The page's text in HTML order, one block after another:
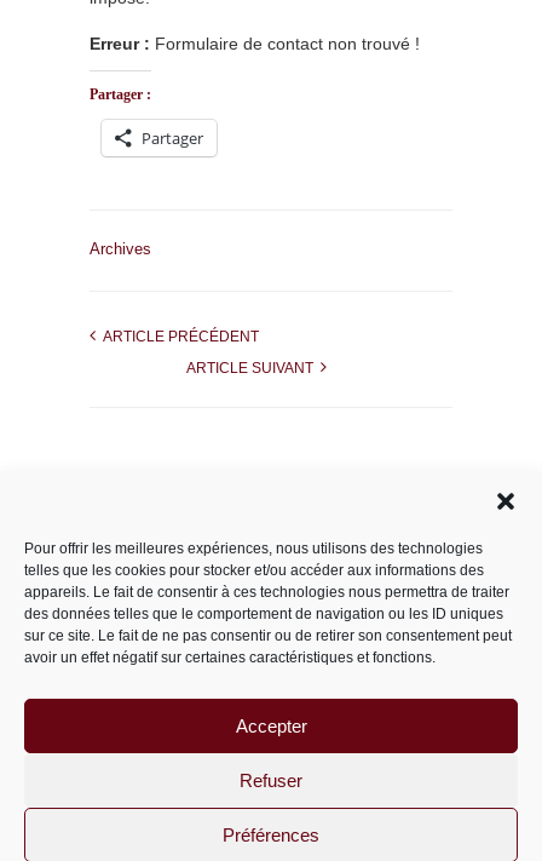
Pour offrir les meilleures expériences, nous utilisons des technologies
telles que les cookies pour stocker et/ou accéder aux informations des
appareils. Le fait de consentir à ces technologies nous permettra de traiter
des données telles que le comportement de navigation ou les ID uniques
sur ce site. Le fait de ne pas consentir ou de retirer son consentement peut
avoir un effet négatif sur certaines caractéristiques et fonctions.
Accepter
Refuser
Préférences
Erreur : Formulaire de contact non trouvé !
Partager :
Partager
Archives
ARTICLE PRÉCÉDENT
ARTICLE SUIVANT
Catégories